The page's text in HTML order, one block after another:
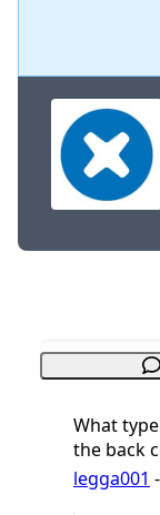
What
the back
legga001 -